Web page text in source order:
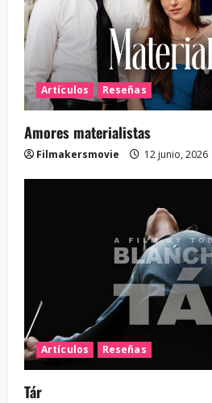
Artículos Reseñas
Amores materialistas
Filmakersmovie 12 junio, 2026
Artículos Reseñas
Tár